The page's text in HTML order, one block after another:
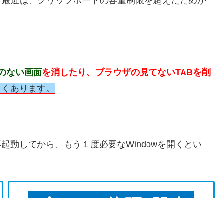
ない画面を消したり、ブラウザの見てないTABを削
あります。
動してから、もう１度必要なWindowを開くとい